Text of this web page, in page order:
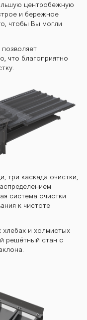
центробежную
и бережное
чтобы Вы могли
что благоприятно
три каскада очистки,
система очистки
к чистоте
и холмистых
решётный стан с